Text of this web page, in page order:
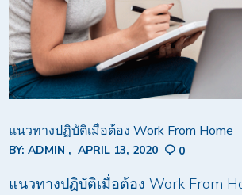
แนวทางปฏิบัติเมื่อต้อง Work From Home
BY:ADMIN APRIL 13, 2020 0
แนวทางปฏิบัติเมื่อต้อง Work From